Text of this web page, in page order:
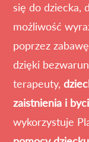
się do dziecka,
możliwość
poprzez
dzięki
terapeuty,
zaistnienia i
wykorzystuje